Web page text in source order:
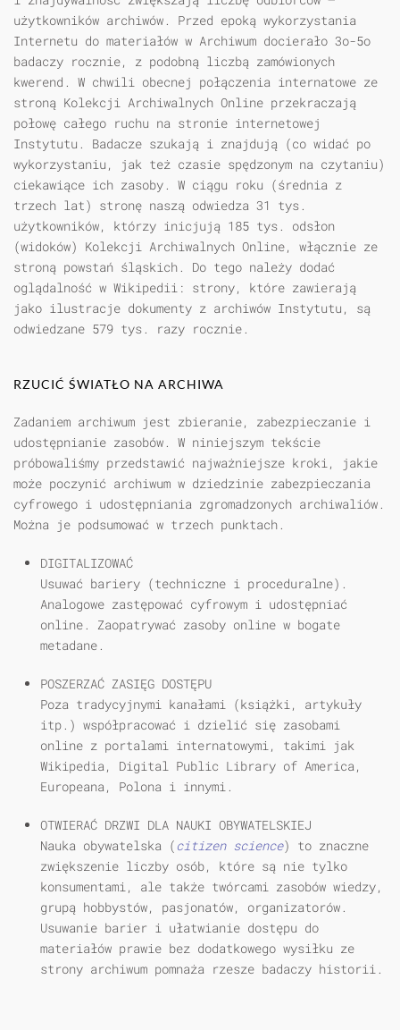
użytkowników archiwów. Przed epoką wykorzystania
Internetu do materiałów w Archiwum docierało 3o-5o
badaczy rocznie, z podobną liczbą zamówionych
kwerend. W chwili obecnej połączenia internatowe ze
stroną Kolekcji Archiwalnych Online przekraczają
połowę całego ruchu na stronie internetowej
Instytutu. Badacze szukają i znajdują (co widać po
wykorzystaniu, jak też czasie spędzonym na czytaniu)
ciekawiące ich zasoby. W ciągu roku (średnia z
trzech lat) stronę naszą odwiedza 31 tys.
użytkowników, którzy inicjują 185 tys. odsłon
(widoków) Kolekcji Archiwalnych Online, włącznie ze
stroną powstań śląskich. Do tego należy dodać
oglądalność w Wikipedii: strony, które zawierają
jako ilustracje dokumenty z archiwów Instytutu, są
odwiedzane 579 tys. razy rocznie.
RZUCIĆ ŚWIATŁO NA ARCHIWA
Zadaniem archiwum jest zbieranie, zabezpieczanie i
udostępnianie zasobów. W niniejszym tekście
próbowaliśmy przedstawić najważniejsze kroki, jakie
może poczynić archiwum w dziedzinie zabezpieczania
cyfrowego i udostępniania zgromadzonych archiwaliów.
Można je podsumować w trzech punktach.
DIGITALIZOWAĆ
Usuwać bariery (techniczne i proceduralne).
Analogowe zastępować cyfrowym i udostępniać
online. Zaopatrywać zasoby online w bogate
metadane.
POSZERZAĆ ZASIĘG DOSTĘPU
Poza tradycyjnymi kanałami (książki, artykuły
itp.) współpracować i dzielić się zasobami
online z portalami internatowymi, takimi jak
Wikipedia, Digital Public Library of America,
Europeana, Polona i innymi.
OTWIERAĆ DRZWI DLA NAUKI OBYWATELSKIEJ
Nauka obywatelska ( citizen science) to znaczne
zwiększenie liczby osób, które są nie tylko
konsumentami, ale także twórcami zasobów wiedzy,
grupą hobbystów, pasjonatów, organizatorów.
Usuwanie barier i ułatwianie dostępu do
materiałów prawie bez dodatkowego wysiłku ze
strony archiwum pomnaża rzesze badaczy historii.